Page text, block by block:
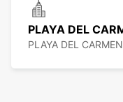
PLAYA DEL
PLAYA DEL